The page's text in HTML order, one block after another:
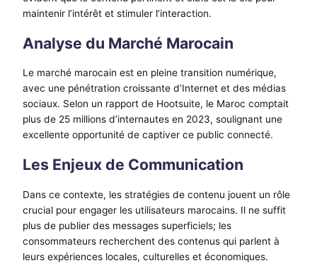
maintenir l’intérêt et stimuler l’interaction.
Analyse du Marché Marocain
Le marché marocain est en pleine transition numérique,
avec une pénétration croissante d’Internet et des médias
sociaux. Selon un rapport de Hootsuite, le Maroc comptait
plus de 25 millions d’internautes en 2023, soulignant une
excellente opportunité de captiver ce public connecté.
Les Enjeux de Communication
Dans ce contexte, les stratégies de contenu jouent un rôle
crucial pour engager les utilisateurs marocains. Il ne suffit
plus de publier des messages superficiels; les
consommateurs recherchent des contenus qui parlent à
leurs expériences locales, culturelles et économiques.